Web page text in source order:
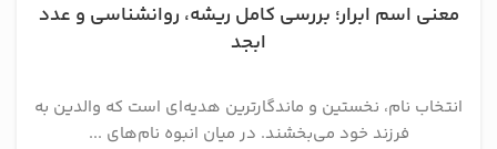
معنی اسم ابرار؛ بررسی کامل ریشه، روانشناسی و عدد
ابجد
انتخاب نام، نخستین و ماندگارترین هدیه‌ای است که والدین به
فرزند خود می‌بخشند. در میان انبوه نام‌های ...